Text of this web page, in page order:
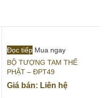
Đọc tiếp Mua ngay
BỘ TƯỢNG TAM THẾ
PHẬT – ĐPT49
Giá bán: Liên hệ